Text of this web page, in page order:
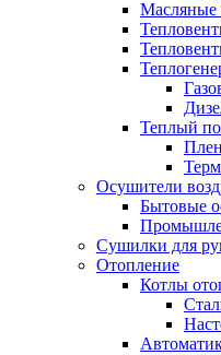
Масляные
Теплый
Осушители
Бытовые
Сушилки для
Отопление
Котлы